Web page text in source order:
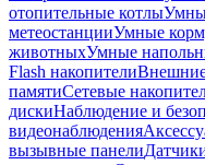
отопительные котлы
метеостанцииУмные
животныхУмные
Flash накопители
памятиСетевые
дискиНаблюдение и
видеонаблюдения
вызывные панели